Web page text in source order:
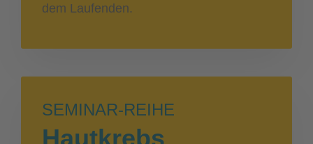
dem Laufenden.
SEMINAR-REIHE
Hautkrebs